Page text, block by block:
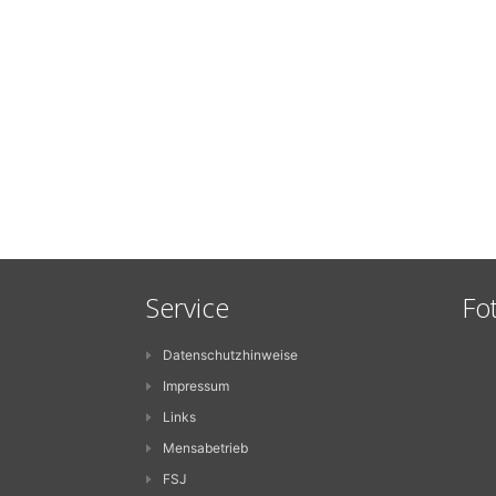
Service
Datenschutzhinweise
Impressum
Links
Mensabetrieb
FSJ